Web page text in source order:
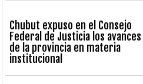
Chubut expuso en el Consejo
Federal de Justicia los avances
de la provincia en materia
institucional